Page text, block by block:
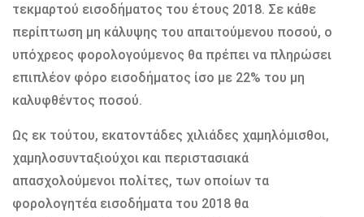
τεκμαρτού εισοδήματος του έτους 2018. Σε κάθε
περίπτωση μη κάλυψης του απαιτούμενου ποσού, ο
υπόχρεος φορολογούμενος θα πρέπει να πληρώσει
επιπλέον φόρο εισοδήματος ίσο με 22% του μη
καλυφθέντος ποσού.
Ως εκ τούτου, εκατοντάδες χιλιάδες χαμηλόμισθοι,
χαμηλοσυνταξιούχοι και περιστασιακά
απασχολούμενοι πολίτες, των οποίων τα
φορολογητέα εισοδήματα του 2018 θα